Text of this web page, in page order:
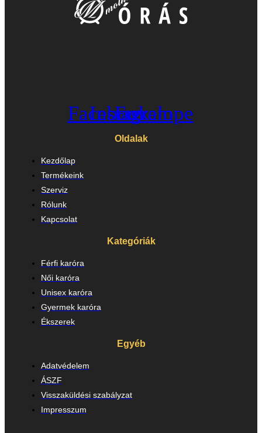
Facebook
Instagram
Envelope
Oldalak
Kezdőlap
Termékeink
Szerviz
Rólunk
Kapcsolat
Kategóriák
Férfi karóra
Női karóra
Unisex karóra
Gyermek karóra
Ékszerek
Egyéb
Adatvédelem
ÁSZF
Visszaküldési szabályzat
Impresszum